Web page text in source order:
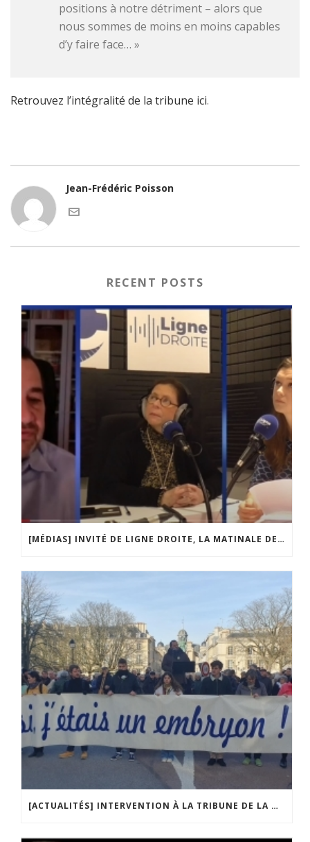
positions à notre détriment – alors que
nous sommes de moins en moins capables
d’y faire face… »
Retrouvez l’intégralité de la tribune ici.
Jean-Frédéric Poisson
RECENT POSTS
[MÉDIAS] INVITÉ DE LIGNE DROITE, LA MATINALE DE RADIO COURTOISIE
[ACTUALITÉS] INTERVENTION À LA TRIBUNE DE LA MOBILISATION CONTRE LA CONSTITUTIONNALISATION DE L’IVG